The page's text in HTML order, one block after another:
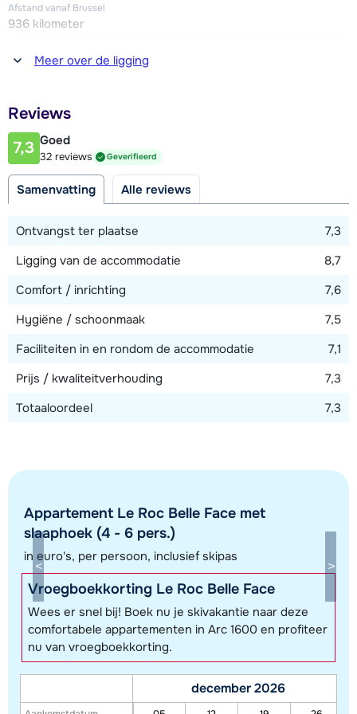
Afstand vanaf Brussel
936 kilometer
Afstand tot winkel(s)
200 meter
200 meter
Afstand tot piste
10 - 25 meter
Toon alle accommodaties in dit gebied
Deze kaart geeft een indicatie van de ligging van onze accommodaties. De
exacte locatie kan enigszins afwijken.
Meer over de ligging
Reviews
7,3 Goed
32 reviews Geverifieerd
Samenvatting Alle reviews
Ontvangst ter plaatse
7,3
Ligging van de accommodatie
8,7
Comfort / inrichting
7,6
Hygiëne / schoonmaak
7,5
Faciliteiten in en rondom de accommodatie
7,1
Prijs / kwaliteitverhouding
7,3
Totaaloordeel
7,3
Appartement Le Roc Belle Face met
slaaphoek (4 - 6 pers.)
in euro's, per persoon, inclusief skipas
Vroegboekkorting Le Roc Belle Face
Wees er snel bij! Boek nu je skivakantie naar deze
comfortabele appartementen in Arc 1600 en profiteer
nu van vroegboekkorting.
december 2026